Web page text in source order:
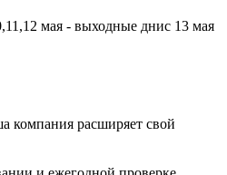
мая - выходные днис 13 мая
компания расширяет свой